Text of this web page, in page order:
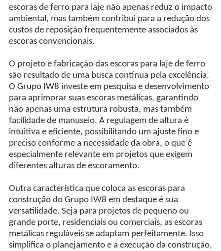
escoras de ferro para laje não apenas reduz o impacto
ambiental, mas também contribui para a redução dos
custos de reposição frequentemente associados às
escoras convencionais.
O projeto e fabricação das escoras para laje de ferro
são resultado de uma busca contínua pela excelência.
O Grupo IW8 investe em pesquisa e desenvolvimento
para aprimorar suas escoras metálicas, garantindo
não apenas uma estrutura robusta, mas também
facilidade de manuseio. A regulagem de altura é
intuitiva e eficiente, possibilitando um ajuste fino e
preciso conforme a necessidade da obra, o que é
especialmente relevante em projetos que exigem
diferentes alturas de escoramento.
Outra característica que coloca as escoras para
construção do Grupo IW8 em destaque é sua
versatilidade. Seja para projetos de pequeno ou
grande porte, residenciais ou comerciais, as escoras
metálicas reguláveis se adaptam perfeitamente. Isso
simplifica o planejamento e a execução da construção,